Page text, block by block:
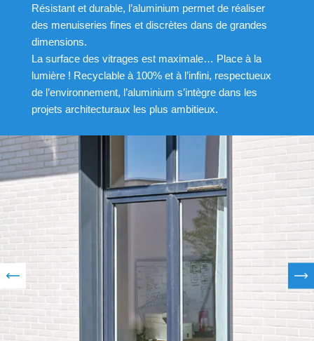
Résistant et durable, l’aluminium permet de réaliser
des menuiseries fines et discrètes dans de grandes
dimensions.
La surface des vitrages est maximale… Place à la
lumière ! Recyclable à 100% et à l’infini, respectueux
de l’environnement, l’aluminium s’intègre dans les
projets architecturaux les plus ambitieux.